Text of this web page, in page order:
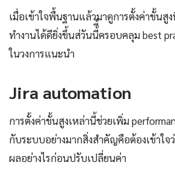
เมื่อเข้าใจพื้นฐานแล้วมาดูการตั้งค่าขั้นสู
ทำงานได้ดียิ่งขึ้นส่วันนี้ี้ครอบคลุม best
ในวงการแนะนำ
Jira automation
การตั้งค่าขั้นสูงเหล่านี้ช่วยเพิ่ม
กับระบบอย่างมากสิ่งสำคัญคือต้องเข้าใจ
ผลอย่างไรก่อนปรับเปลี่ยนค่า